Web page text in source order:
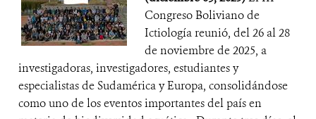
Congreso Boliviano de
Ictiología reunió, del 26 al 28
de noviembre de 2025, a
investigadoras, investigadores, estudiantes y
especialistas de Sudamérica y Europa, consolidándose
como uno de los eventos importantes del país en